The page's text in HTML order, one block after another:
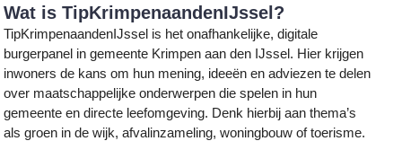
Wat is TipKrimpenaandenIJssel?
TipKrimpenaandenIJssel is het onafhankelijke, digitale
burgerpanel in gemeente Krimpen aan den IJssel. Hier krijgen
inwoners de kans om hun mening, ideeën en adviezen te delen
over maatschappelijke onderwerpen die spelen in hun
gemeente en directe leefomgeving. Denk hierbij aan thema’s
als groen in de wijk, afvalinzameling, woningbouw of toerisme.